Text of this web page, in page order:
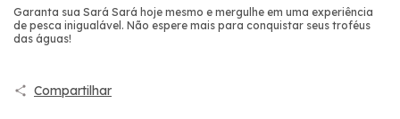
Garanta sua Sará Sará hoje mesmo e mergulhe em uma experiência
de pesca inigualável. Não espere mais para conquistar seus troféus
das águas!
Compartilhar